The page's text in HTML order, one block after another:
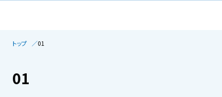
トップ 01
01